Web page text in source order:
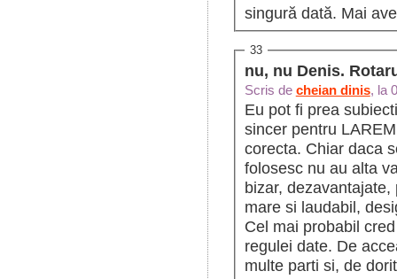
singură dată. Mai
33
nu, nu Denis.
Scris de cheian dinis, la
Eu pot fi prea
sincer pentru
corecta. Chiar daca
folosesc nu au alta
bizar,
mare si laudabil,
Cel mai probabil
regulei date. De
multe parti si, de